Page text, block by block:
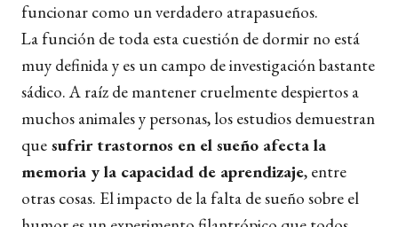
funcionar como un verdadero atrapasueños.
La función de toda esta cuestión de dormir no está
muy definida y es un campo de investigación bastante
sádico. A raíz de mantener cruelmente despiertos a
muchos animales y personas, los estudios demuestran
que sufrir trastornos en el sueño afecta la
memoria y la capacidad de aprendizaje, entre
otras cosas. El impacto de la falta de sueño sobre el